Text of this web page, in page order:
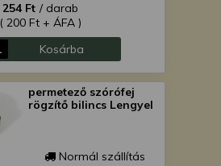
254 Ft / darab
( 200 Ft + ÁFA )
Kosárba
permetező szórófej
rögzítő bilincs Lengyel
Normál szállítás